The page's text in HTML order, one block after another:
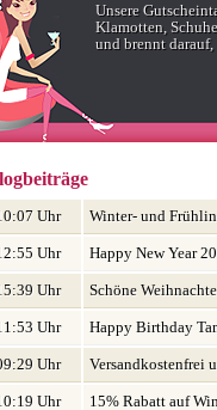
Unsere
Klamotten,
und brennt
Uhr Winter- und
Uhr Happy New Year
Uhr Schöne
Uhr
Happy Birthday
für euch
Uhr Versandkostenfrei
Uhr
15% Rabatt auf